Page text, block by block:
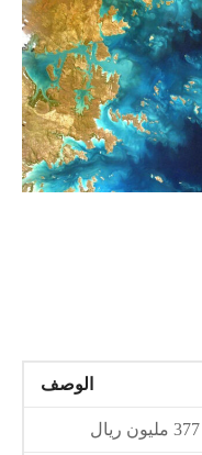
الوصف
377 مليون ريال